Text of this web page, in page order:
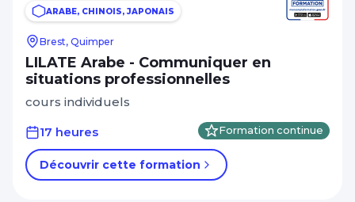
ARABE, CHINOIS, JAPONAIS
Brest, Quimper
LILATE Arabe - Communiquer en
situations professionnelles
cours individuels
17 heures
Formation continue
Découvrir cette formation